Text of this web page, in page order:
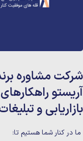
شرکت مشاوره
آریستو
بازاریابی و
ما در کنار شما هستیم تا: